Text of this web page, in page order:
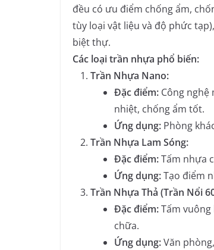
đều có ưu điểm chống ẩm,
tùy loại vật liệu và độ phức
biệt thự.
Các loại trần nhựa phổ biến:
Trần Nhựa Nano:
Đặc điểm: Công nghệ
nhiệt, chống ẩm tốt.
Ứng dụng: Phòng
Trần Nhựa Lam Sóng:
Đặc điểm:Tấm nhựa
Ứng dụng:Tạo điểm
Trần Nhựa Thả (Trần Nổi
Đặc điểm:Tấm
chữa.
Ứng dụng:Văn